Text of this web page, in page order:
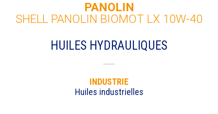
PANOLIN
SHELL PANOLIN BIOMOT LX 10W-40
HUILES HYDRAULIQUES
INDUSTRIE
Huiles industrielles